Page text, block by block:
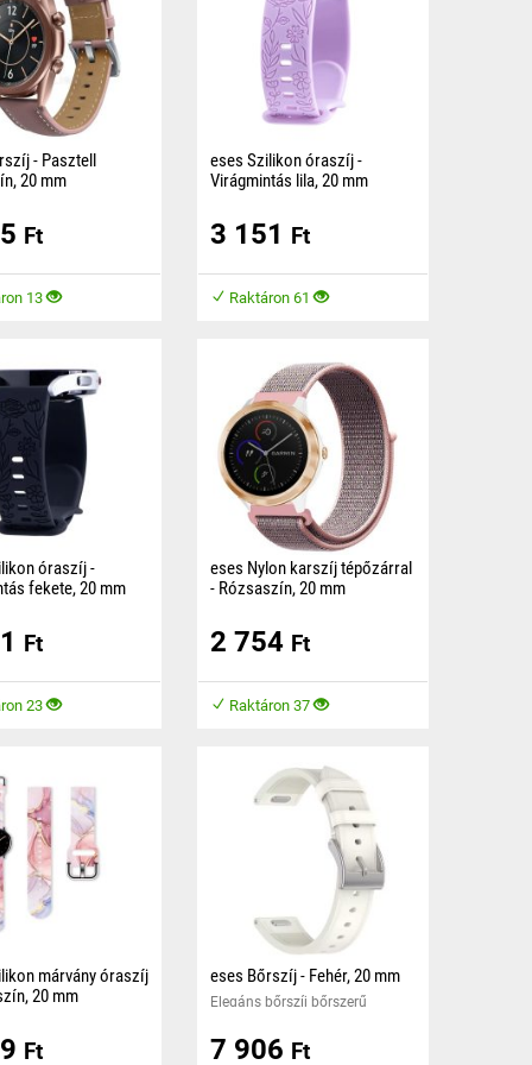
- Pasztell
20 mm
kellemes és
kényelmet viselés
Ft
13
eses Szilikon óraszíj -
Virágmintás lila, 20 mm
anyagból készült, amely
kényelmet biztosít viselés
3 151 Ft
Raktáron 61
óraszíj -
fekete, 20 mm
amely
biztosít viselés
Ft
23
eses Nylon karszíj tépőzárral
- Rózsaszín, 20 mm
kellemes anyagból készült, és
biztosítja a kényelmet viselése
2 754 Ft
Raktáron 37
márvány óraszíj
20 mm
biztosítja a
Ft
eses Bőrszíj - Fehér, 20 mm
Elegáns bőrszíj bőrszerű
stílushoz és formális
7 906 Ft